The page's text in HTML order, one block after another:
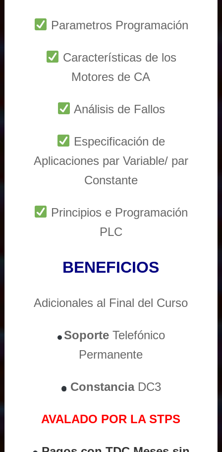
Parametros Programación
Características de los
Motores de CA
Análisis de Fallos
Especificación de
Aplicaciones par Variable/ par
Constante
Principios e Programación
PLC
BENEFICIOS
Adicionales al Final del Curso
Soporte Telefónico
Permanente
ConstanciaDC3
AVALADO POR LA STPS